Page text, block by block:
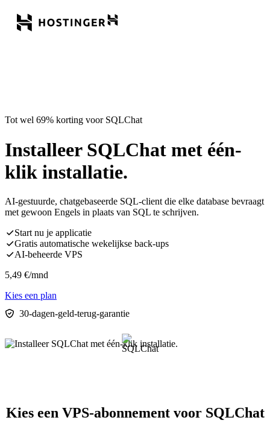
Tot wel 69% korting voor SQLChat
Installeer SQLChat met één-
klik installatie.
AI-gestuurde, chatgebaseerde SQL-client die elke database bevraagt
met gewoon Engels in plaats van SQL te schrijven.
Start nu je applicatie
Gratis automatische wekelijkse back-ups
AI-beheerde VPS
5,49 €/mnd
Kies een plan
30-dagen-geld-terug-garantie
Kies een VPS-abonnement voor SQLChat